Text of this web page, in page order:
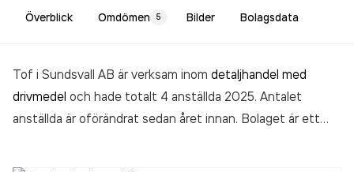
Överblick Omdömen 5 Bilder Bolagsdata
Tof i Sundsvall AB är verksam inom detaljhandel med
drivmedel och hade totalt 4 anställda 2025. Antalet
anställda är oförändrat sedan året innan. Bolaget är ett